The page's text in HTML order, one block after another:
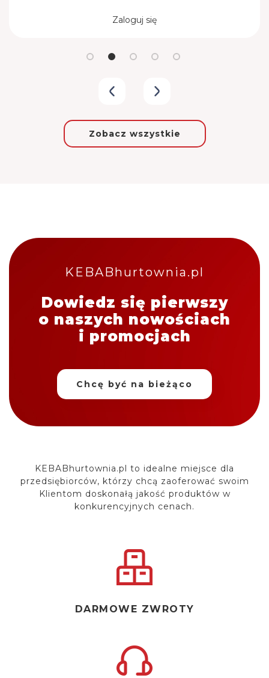
Zaloguj się
Zobacz wszystkie
KEBABhurtownia.pl
Dowiedz się pierwszy
o naszych nowościach
i promocjach
Chcę być na bieżąco
KEBABhurtownia.pl to idealne miejsce dla
przedsiębiorców, którzy chcą zaoferować swoim
Klientom doskonałą jakość produktów w
konkurencyjnych cenach.
DARMOWE ZWROTY